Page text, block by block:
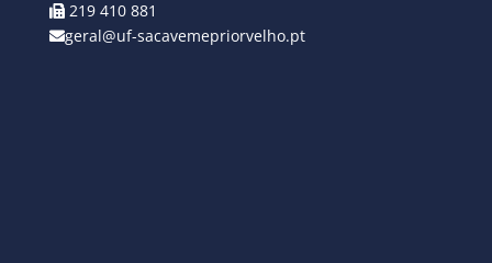
219 410 881
geral@uf-sacavemepriorvelho.pt